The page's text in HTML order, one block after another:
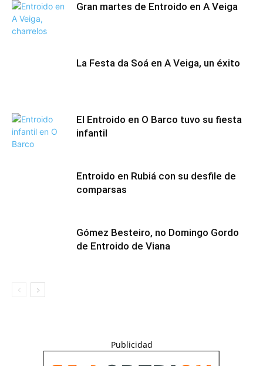
Gran martes de Entroido en A Veiga
La Festa da Soá en A Veiga, un éxito
El Entroido en O Barco tuvo su fiesta
infantil
Entroido en Rubiá con su desfile de
comparsas
Gómez Besteiro, no Domingo Gordo
de Entroido de Viana
Publicidad